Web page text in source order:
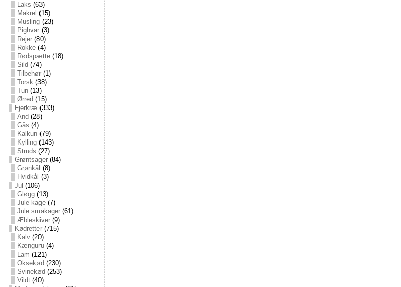
Laks (63)
Makrel (15)
Musling(23)
Pighvar(3)
Rejer(80)
Rokke(4)
Rødspætte(18)
Sild (74)
Tilbehør(1)
Torsk(38)
Tun(13)
Ørred (15)
Fjerkræ (333)
And (28)
Gås (4)
Kalkun(79)
Kylling(143)
Struds (27)
Grøntsager(84)
Grønkål (8)
Hvidkål (3)
Jul (106)
Gløgg(13)
Jule kage(7)
Jule småkager(61)
Æbleskiver(9)
Kødretter(715)
Kalv(20)
Kænguru(4)
Lam (121)
Oksekød (230)
Svinekød (253)
Vildt(40)